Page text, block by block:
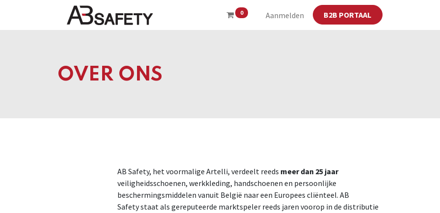
0 Aanmelden B2B PORTAAL
Winkel CE
OVER ONS
AB Safety, het voormalige Artelli, verdeelt reeds meer dan 25 jaar
veiligheidsschoenen, werkkleding, handschoenen en persoonlijke
beschermingsmiddelen vanuit België naar een Europees cliënteel. AB
Safety staat als gereputeerde marktspeler reeds jaren voorop in de distributie